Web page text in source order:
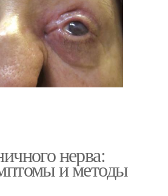
нерва:
и методы